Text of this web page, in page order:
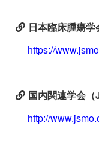
日本臨床腫瘍学
https://
国内関連学会（
http://